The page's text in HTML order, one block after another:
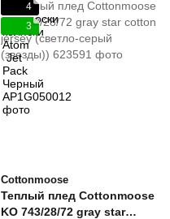
4
3
Cottonmoose
Теплый плед Cottonmoose
KO 743/28/72 gray star